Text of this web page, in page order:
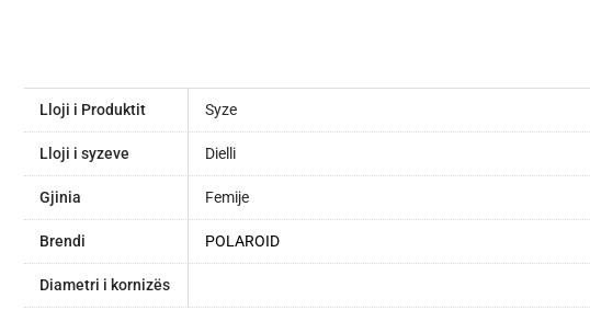
Lloji i Produktit Syze
Lloji i syzeve Dielli
Gjinia Femije
Brendi POLAROID
Diametri i kornizës